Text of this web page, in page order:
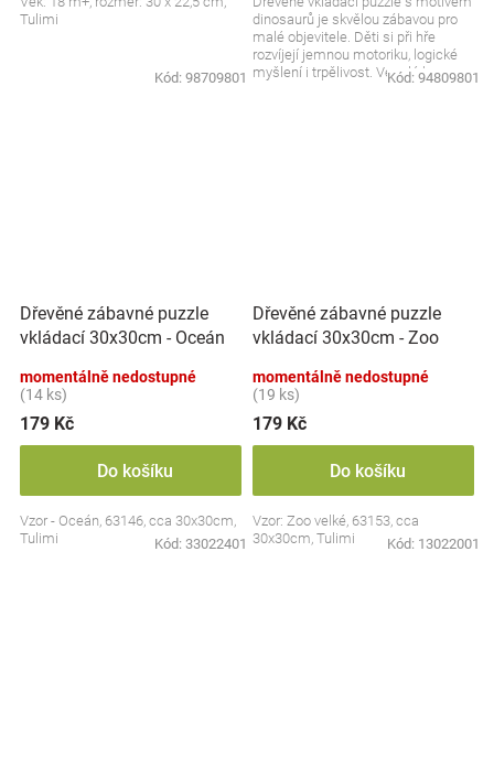
Tulimi
Kód: 98709801
dinosaurů je skvělou zábavou pro
malé objevitele. Děti si při hře
rozvíjejí jemnou motoriku, logické
myšlení i trpělivost. Veselé barvy a
Kód: 94809801
Dřevěné zábavné puzzle
vkládací 30x30cm - Oceán
momentálně nedostupné
(14 ks)
179 Kč
Do košíku
Vzor - Oceán, 63146, cca 30x30cm,
Tulimi
Kód: 33022401
Dřevěné zábavné puzzle
vkládací 30x30cm - Zoo
momentálně nedostupné
(19 ks)
179 Kč
Do košíku
Vzor: Zoo velké, 63153, cca
30x30cm, Tulimi
Kód: 13022001